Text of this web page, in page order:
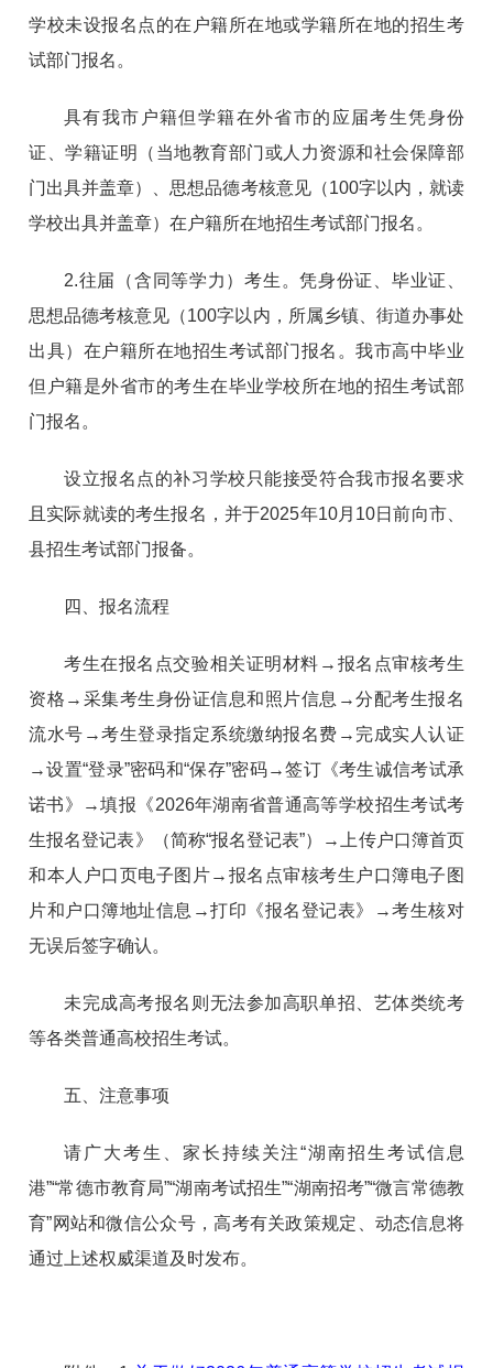
学校未设报名点的在户籍所在地或学籍所在地的招生考
试部门报名。
具有我市户籍但学籍在外省市的应届考生凭身份
证、学籍证明（当地教育部门或人力资源和社会保障部
门出具并盖章）、思想品德考核意见（100字以内，就读
学校出具并盖章）在户籍所在地招生考试部门报名。
2.往届（含同等学力）考生。凭身份证、毕业证、
思想品德考核意见（100字以内，所属乡镇、街道办事处
出具）在户籍所在地招生考试部门报名。我市高中毕业
但户籍是外省市的考生在毕业学校所在地的招生考试部
门报名。
设立报名点的补习学校只能接受符合我市报名要求
且实际就读的考生报名，并于2025年10月10日前向市、
县招生考试部门报备。
四、报名流程
考生在报名点交验相关证明材料→报名点审核考生
资格→采集考生身份证信息和照片信息→分配考生报名
流水号→考生登录指定系统缴纳报名费→完成实人认证
→设置“登录”密码和“保存”密码→签订《考生诚信考试承
诺书》→填报《2026年湖南省普通高等学校招生考试考
生报名登记表》（简称“报名登记表”）→上传户口簿首页
和本人户口页电子图片→报名点审核考生户口簿电子图
片和户口簿地址信息→打印《报名登记表》→考生核对
无误后签字确认。
未完成高考报名则无法参加高职单招、艺体类统考
等各类普通高校招生考试。
五、注意事项
请广大考生、家长持续关注“湖南招生考试信息
港”“常德市教育局”“湖南考试招生”“湖南招考”“微言常德教
育”网站和微信公众号，高考有关政策规定、动态信息将
通过上述权威渠道及时发布。